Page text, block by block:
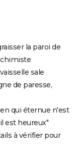
la paroi de
chimiste
sale
de paresse,
qui éternue n'est
est heureux"
à vérifier pour